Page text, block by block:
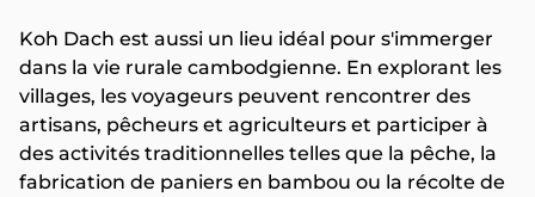
Koh Dach est aussi un lieu idéal pour s'immerger
dans la vie rurale cambodgienne. En explorant les
villages, les voyageurs peuvent rencontrer des
artisans, pêcheurs et agriculteurs et participer à
des activités traditionnelles telles que la pêche, la
fabrication de paniers en bambou ou la récolte de